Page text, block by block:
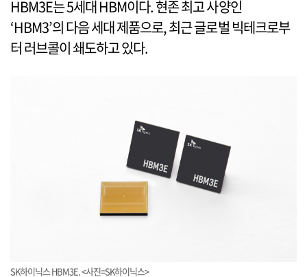
HBM3E는 5세대 HBM이다. 현존 최고 사양인
‘HBM3’의 다음 세대 제품으로, 최근 글로벌 빅테크로부
터 러브콜이 쇄도하고 있다.
SK하이닉스 HBM3E. <사진=SK하이닉스>